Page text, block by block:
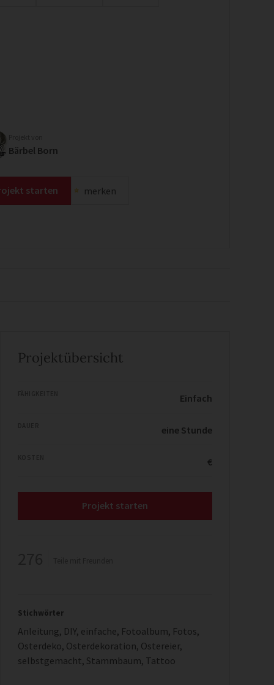
Bärbel Born
starten merken
Projektübersicht
Einfach
eine Stunde
€
Projekt starten
Stichwörter
Anleitung, DIY, einfache, Fotoalbum, Fotos,
Osterdeko, Osterdekoration, Ostereier,
selbstgemacht, Stammbaum, Tattoo